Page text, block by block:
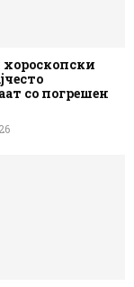
со погрешен